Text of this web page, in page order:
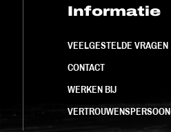
Informatie
VEELGESTELDE VRAGEN
CONTACT
WERKEN BIJ
VERTROUWENSPERSOON